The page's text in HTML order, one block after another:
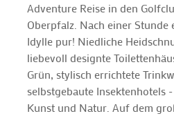
Adventure Reise in den
Oberpfalz. Nach einer
Idylle pur! Niedliche
liebevoll designte
Grün, stylisch errichtete
selbstgebaute Insektenhotels
Kunst und Natur. Auf dem